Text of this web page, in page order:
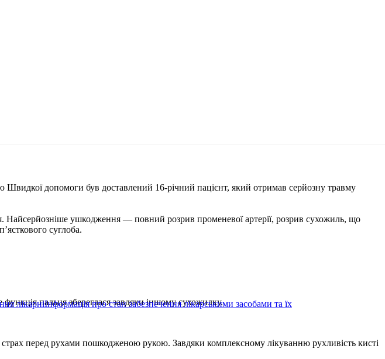
лікарніІнформація про стан забезпечення лікарськими засобами та їх
Швидкої допомоги був доставлений 16-річний пацієнт, який отримав серйозну травму
ушкодження — повний розрив променевої артерії, розрив сухожиль, що
суглоба.
пальця збереглася завдяки іншому сухожилку.
перед рухами пошкодженою рукою. Завдяки комплексному лікуванню рухливість кисті